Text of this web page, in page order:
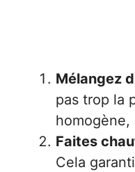
Mélangez
pas trop la
homogène,
Faites
Cela